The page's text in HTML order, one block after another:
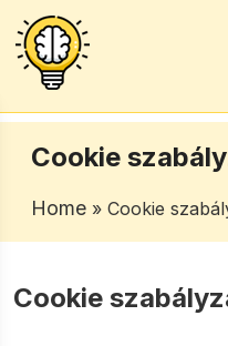
Cookie
Home » Cookie
Cookie